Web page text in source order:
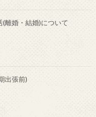
離婚・結婚)について
出張前)